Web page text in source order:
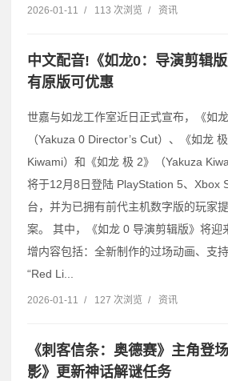
2026-01-11 / 113 次浏览 / 资讯
中文配音!《如龙0：导演剪辑版
有原版可优惠
世嘉与如龙工作室近日正式宣布，《如
（Yakuza 0 Director’s Cut）、《如龙
Kiwami）和《如龙 极 2》（Yakuza
将于12月8日登陆 PlayStation 5、Xbox
台，并为已拥有前代主机数字版的玩家
案。 其中，《如龙 0 导演剪辑版》将迎
增内容包括：全新制作的过场动画、支
“Red Li...
2026-01-11 / 127 次浏览 / 资讯
《刺客信条：奥德赛》主角登
影》更新神话解谜任务